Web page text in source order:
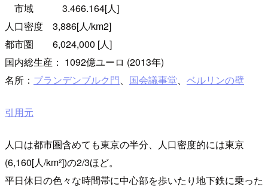
市域 3.466.164[人]
人口密度 3,886[人/km2]
都市圏 6,024,000 [人]
国内総生産： 1092億ユーロ (2013年)
名所： ブランデンブルク門 国会議事堂 ベルリンの壁
引用元
人口は都市圏含めても東京の半分、人口密度的には東京
(6,160[人/km²])の2/3ほど。
平日休日の色々な時間帯に中心部を歩いたり地下鉄に乗った